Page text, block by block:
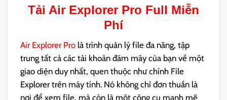
Tải Air Explorer Pro Full Miễn
Phí
Air Explorer Pro là trình quản lý file đa năng, tập
trung tất cả các tài khoản đám mây của bạn về một
giao diện duy nhất, quen thuộc như chính File
Explorer trên máy tính. Nó không chỉ đơn thuần là
nơi để xem file, mà còn là một công cụ mạnh mẽ